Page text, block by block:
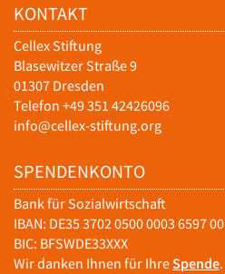
KONTAKT
Cellex Stiftung
Blasewitzer Straße 9
01307 Dresden
Telefon +49 351 42426096
info@cellex-stiftung.org
SPENDENKONTO
Bank für Sozialwirtschaft
IBAN: DE35 3702 0500 0003 6597 00
BIC: BFSWDE33XXX
Wir danken Ihnen für IhreSpende.